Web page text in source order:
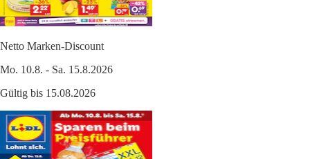
Netto Marken-Discount
Mo. 10.8. - Sa. 15.8.2026
Gültig bis 15.08.2026